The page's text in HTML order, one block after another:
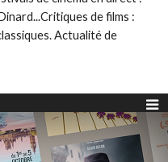
de films :
Actualité de